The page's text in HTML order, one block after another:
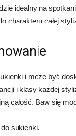
idealny na
charakteru całej
i może być
i klasy każdej
całość. Baw się
sukienki.